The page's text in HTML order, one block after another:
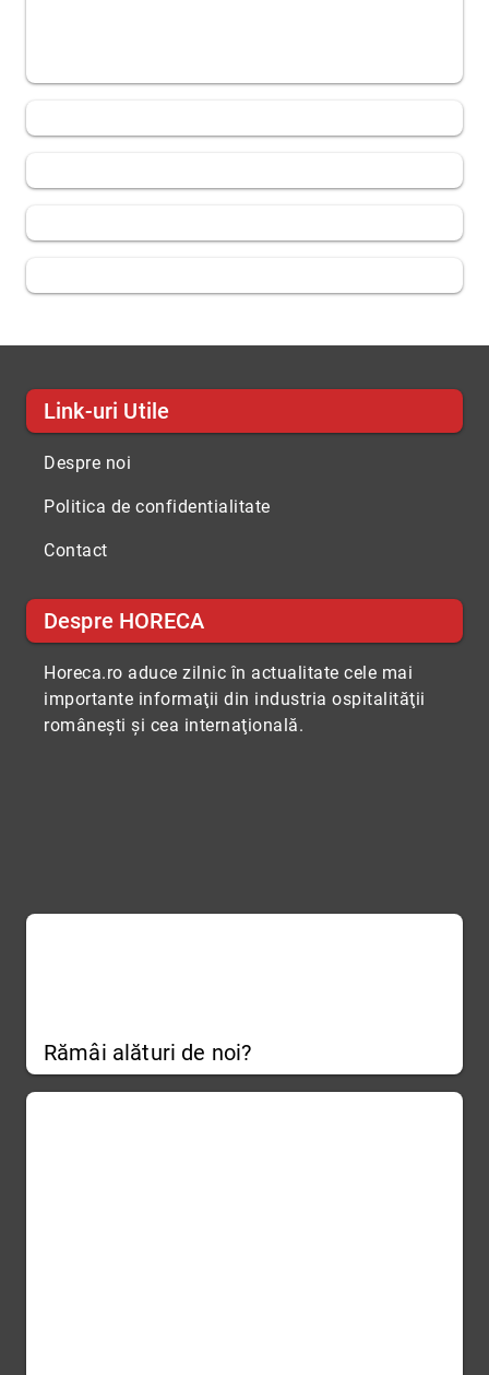
Link-uri Utile
Despre noi
Politica de confidentialitate
Contact
Despre HORECA
Horeca.ro aduce zilnic în actualitate cele mai
importante informaţii din industria ospitalităţii
româneşti şi cea internaţională.
Rămâi alături de noi?